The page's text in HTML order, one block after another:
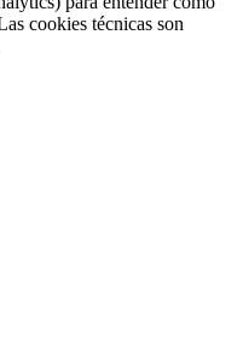
cookies técnicas son